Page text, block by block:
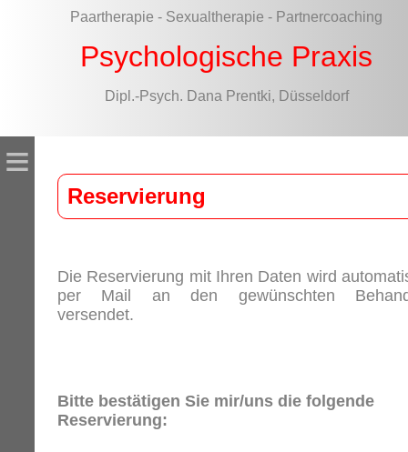
Paartherapie - Sexualtherapie - Partnercoaching
Psychologische Praxis
Dipl.-Psych. Dana Prentki, Düsseldorf
≡
Reservierung
Die Reservierung mit Ihren Daten wird
per Mail an den gewünschten
versendet.
Bitte bestätigen Sie mir/uns die folgende
Reservierung: